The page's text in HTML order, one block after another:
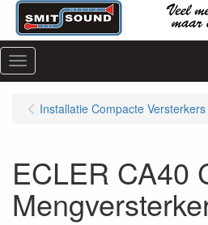
Menu
Installatie Compacte Versterkers
ECLER CA40